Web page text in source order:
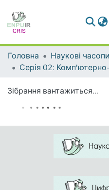
Головна
Зібрання вантажиться...